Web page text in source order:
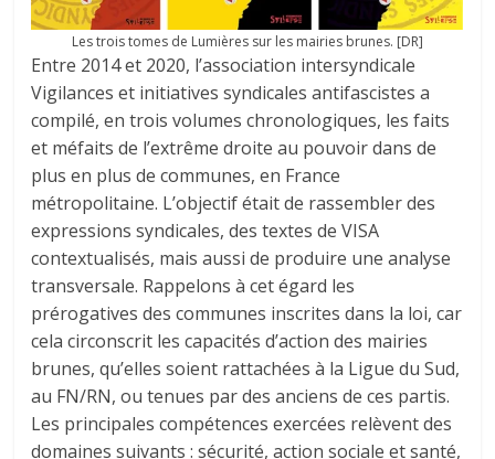
Les trois tomes de Lumières sur les mairies brunes. [DR]
Entre 2014 et 2020, l’association intersyndicale
Vigilances et initiatives syndicales antifascistes a
compilé, en trois volumes chronologiques, les faits
et méfaits de l’extrême droite au pouvoir dans de
plus en plus de communes, en France
métropolitaine. L’objectif était de rassembler des
expressions syndicales, des textes de VISA
contextualisés, mais aussi de produire une analyse
transversale. Rappelons à cet égard les
prérogatives des communes inscrites dans la loi, car
cela circonscrit les capacités d’action des mairies
brunes, qu’elles soient rattachées à la Ligue du Sud,
au FN/RN, ou tenues par des anciens de ces partis.
Les principales compétences exercées relèvent des
domaines suivants : sécurité, action sociale et santé,